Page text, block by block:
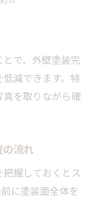
で、外壁塗装完
減できます。特
を取りながら確
流れ
握しておくとス
に塗装面全体を